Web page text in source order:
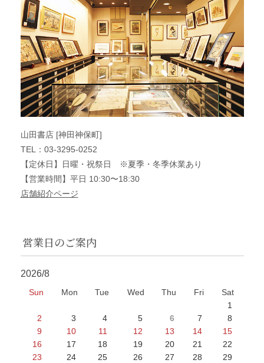
山田書店 [神田神保町]
TEL：03-3295-0252
【定休日】日曜・祝祭日 ※夏季・冬季休業あり
【営業時間】平日 10:30〜18:30
店舗紹介ページ
営業日のご案内
2026/8
Sun Mon Tue Wed Thu Fri
Sat
1
2
3 4 5 6 7
8
9
10 11 12 13 14
15
16
17 18 19 20 21
22
23
24 25 26 27 28
29